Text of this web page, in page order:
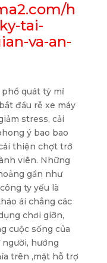
h
tai-
va-an-
quát tỷ mỉ
đầu rễ xe máy
stress, cải
ý bao bao
thiện chợt trở
viên. Những
gần như
ty yếu là
ái chẳng các
chơi giỡn,
cuộc sống của
hướng
trên ,mặt hỗ trợ